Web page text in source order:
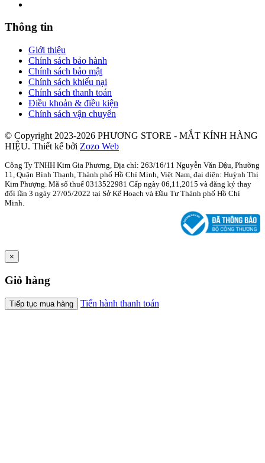
Thông tin
Giới thiệu
Chính sách bảo hành
Chính sách bảo mật
Chính sách khiếu nại
Chính sách thanh toán
Điều khoản & điều kiện
Chính sách vận chuyển
© Copyright 2023-2026 PHƯƠNG STORE - MẮT KÍNH HÀNG
HIỆU. Thiết kế bởi Zozo Web
Công Ty TNHH Kim Gia Phương, Địa chỉ: 263/16/11 Nguyễn Văn Đậu, Phường
11, Quận Bình Thạnh, Thành phố Hồ Chí Minh, Việt Nam, đại diện: Huỳnh Thị
Kim Phượng. Mã số thuế 0313522981 Cấp ngày 06,11,2015 và đăng ký thay
đổi lần 3 ngày 27/05/2022 tại Sở Kế Hoạch và Đầu Tư Thành phố Hồ Chí
Minh.
×
Giỏ hàng
Tiếp tục mua hàng Tiến hành thanh toán